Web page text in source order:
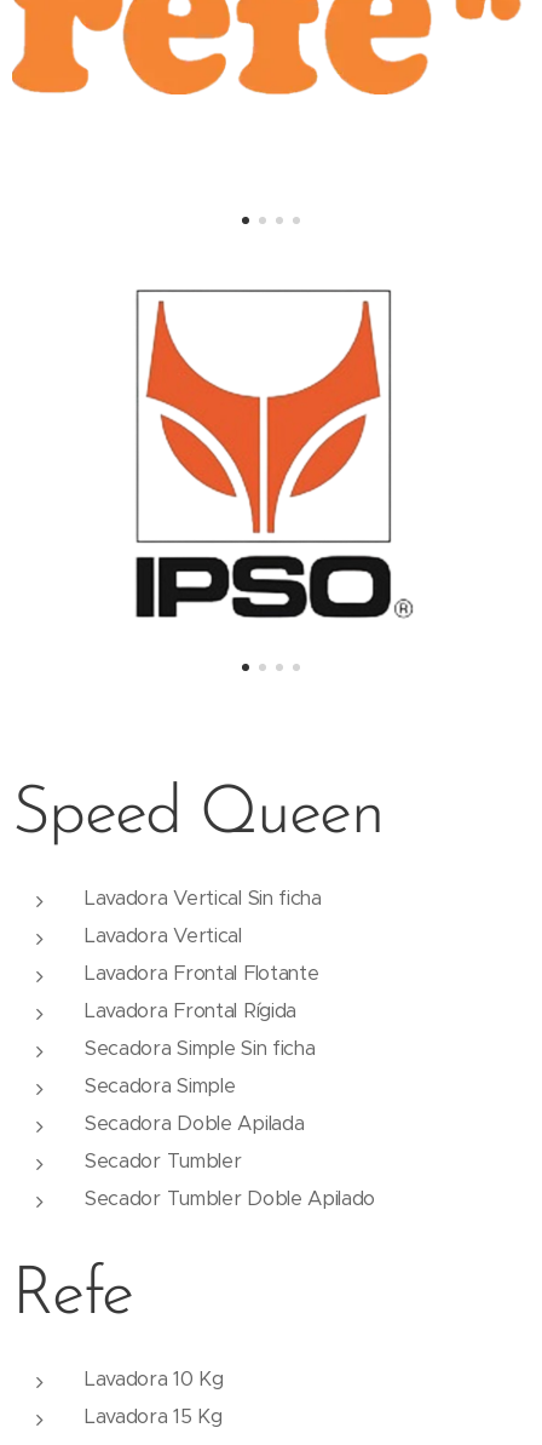
Speed Queen
Lavadora Vertical Sin ficha
Lavadora Vertical
Lavadora Frontal Flotante
Lavadora Frontal Rígida
Secadora Simple Sin ficha
Secadora Simple
Secadora Doble Apilada
Secador Tumbler
Secador Tumbler Doble Apilado
Refe
Lavadora 10 Kg
Lavadora 15 Kg